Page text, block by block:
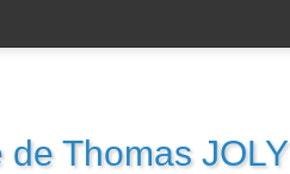
Thomas JOLY